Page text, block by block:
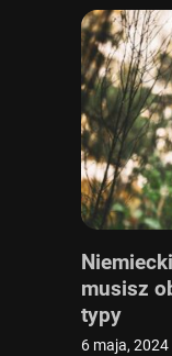
musisz
typy
6 maja, 2024